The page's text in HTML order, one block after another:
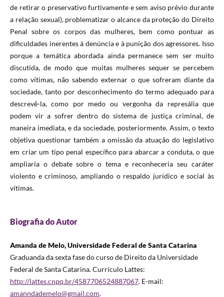
de retirar o preservativo furtivamente e sem aviso prévio durante
a relação sexual), problematizar o alcance da proteção do Direito
Penal sobre os corpos das mulheres, bem como pontuar as
dificuldades inerentes à denúncia e à punição dos agressores. Isso
porque a temática abordada ainda permanece sem ser muito
discutida, de modo que muitas mulheres sequer se percebem
como vítimas, não sabendo externar o que sofreram diante da
sociedade, tanto por desconhecimento do termo adequado para
descrevê-la, como por medo ou vergonha da represália que
podem vir a sofrer dentro do sistema de justiça criminal, de
maneira imediata, e da sociedade, posteriormente. Assim, o texto
objetiva questionar também a omissão da atuação do legislativo
em criar um tipo penal específico para abarcar a conduta, o que
ampliaria o debate sobre o tema e reconheceria seu caráter
violento e criminoso, ampliando o respaldo jurídico e social às
vítimas.
Biografia do Autor
Amanda de Melo, Universidade Federal de Santa Catarina
Graduanda da sexta fase do curso de Direito da Universidade
Federal de Santa Catarina. Currículo Lattes:
http://lattes.cnpq.br/4587706524887067. E-mail:
amanndademelo@gmail.com.